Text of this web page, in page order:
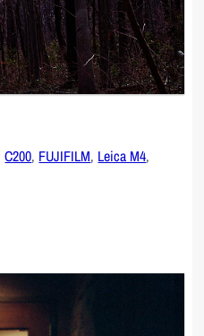
C200, FUJIFILM, Leica M4,